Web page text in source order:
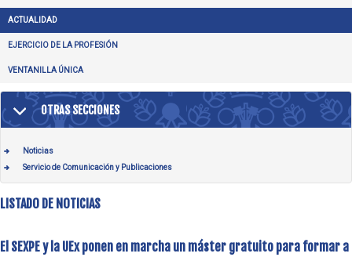
ACTUALIDAD
EJERCICIO DE LA PROFESIÓN
VENTANILLA ÚNICA
OTRAS SECCIONES
Noticias
Servicio de Comunicación y Publicaciones
LISTADO DE NOTICIAS
El SEXPE y la UEx ponen en marcha un máster gratuito para formar a